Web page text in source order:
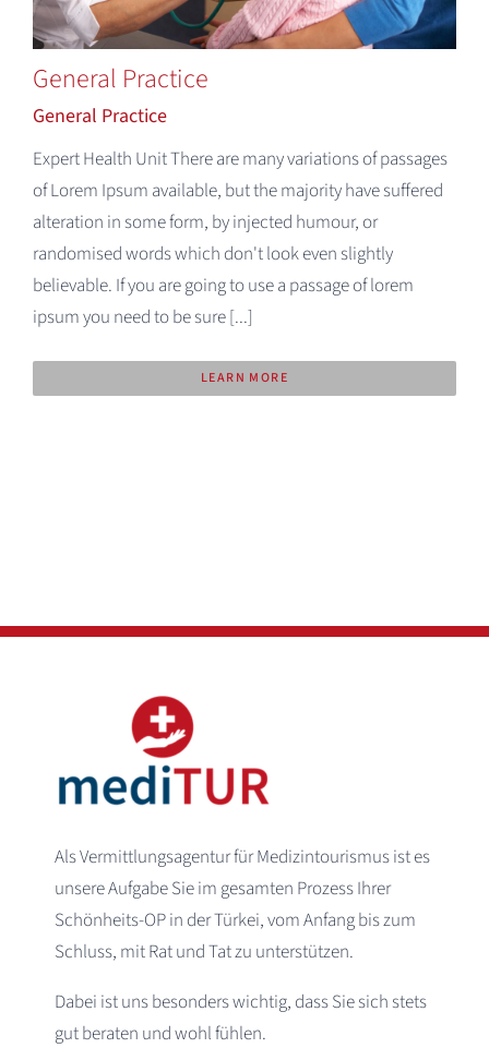
Deutsch
General Practice
General Practice
Expert Health Unit There are many variations of passages
of Lorem Ipsum available, but the majority have suffered
alteration in some form, by injected humour, or
randomised words which don't look even slightly
believable. If you are going to use a passage of lorem
ipsum you need to be sure [...]
LEARN MORE
Als Vermittlungsagentur für Medizintourismus ist es
unsere Aufgabe Sie im gesamten Prozess Ihrer
Schönheits-OP in der Türkei, vom Anfang bis zum
Schluss, mit Rat und Tat zu unterstützen.
Dabei ist uns besonders wichtig, dass Sie sich stets
gut beraten und wohl fühlen.